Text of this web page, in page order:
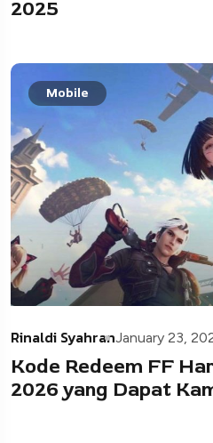
2025
Mobile
Rinaldi SyahranJanuary 23,
Kode Redeem FF
2026 yang Dapat